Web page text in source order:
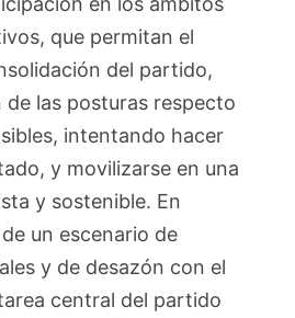
que permitan el
del partido,
de las posturas respecto
intentando hacer
y movilizarse en una
y sostenible. En
un escenario de
y de desazón con el
central del partido